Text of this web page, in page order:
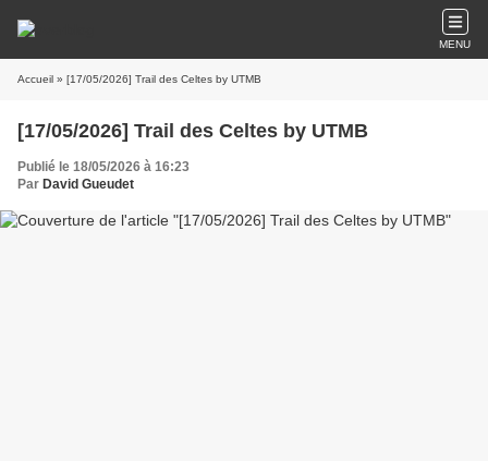
MENU
Accueil » [17/05/2026] Trail des Celtes by UTMB
[17/05/2026] Trail des Celtes by UTMB
Publié le 18/05/2026 à 16:23
Par David Gueudet